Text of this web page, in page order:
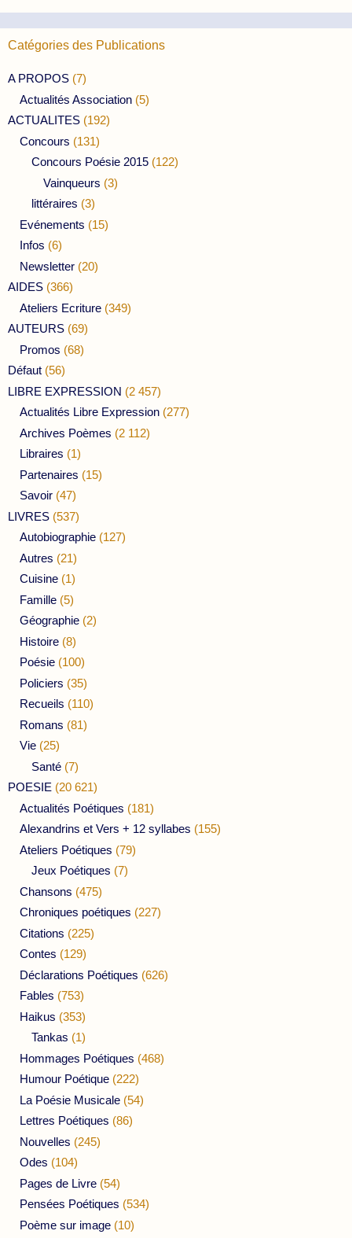
Catégories des Publications
A PROPOS (7)
Actualités Association (5)
ACTUALITES (192)
Concours (131)
Concours Poésie 2015 (122)
Vainqueurs (3)
littéraires (3)
Evénements (15)
Infos (6)
Newsletter (20)
AIDES (366)
Ateliers Ecriture (349)
AUTEURS (69)
Promos (68)
Défaut (56)
LIBRE EXPRESSION (2 457)
Actualités Libre Expression (277)
Archives Poèmes (2 112)
Libraires (1)
Partenaires (15)
Savoir (47)
LIVRES (537)
Autobiographie (127)
Autres (21)
Cuisine (1)
Famille (5)
Géographie (2)
Histoire (8)
Poésie (100)
Policiers (35)
Recueils (110)
Romans (81)
Vie (25)
Santé (7)
POESIE (20 621)
Actualités Poétiques (181)
Alexandrins et Vers + 12 syllabes (155)
Ateliers Poétiques (79)
Jeux Poétiques (7)
Chansons (475)
Chroniques poétiques (227)
Citations (225)
Contes (129)
Déclarations Poétiques (626)
Fables (753)
Haikus (353)
Tankas (1)
Hommages Poétiques (468)
Humour Poétique (222)
La Poésie Musicale (54)
Lettres Poétiques (86)
Nouvelles (245)
Odes (104)
Pages de Livre (54)
Pensées Poétiques (534)
Poème sur image (10)